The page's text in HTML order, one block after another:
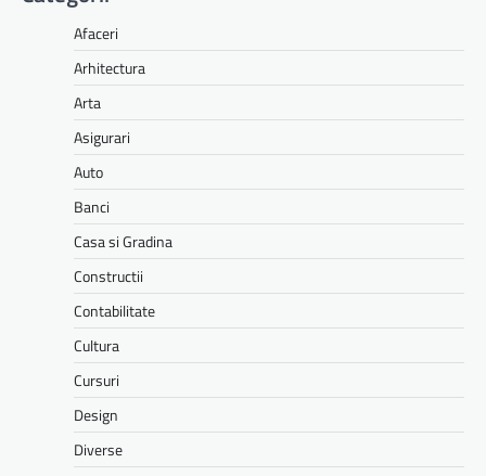
Afaceri
Arhitectura
Arta
Asigurari
Auto
Banci
Casa si Gradina
Constructii
Contabilitate
Cultura
Cursuri
Design
Diverse